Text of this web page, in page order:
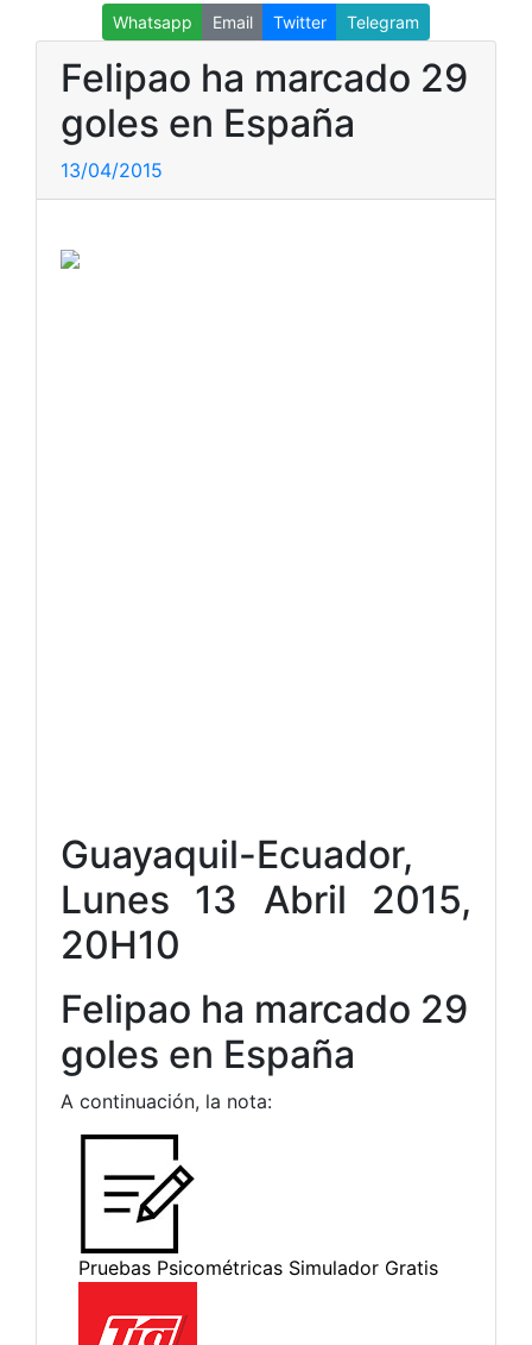
Whatsapp Email Twitter Telegram
Felipao ha marcado 29
goles en España
13/04/2015
Guayaquil-Ecuador,
Lunes 13 Abril 2015,
20H10
Felipao ha marcado 29
goles en España
A continuación, la nota: